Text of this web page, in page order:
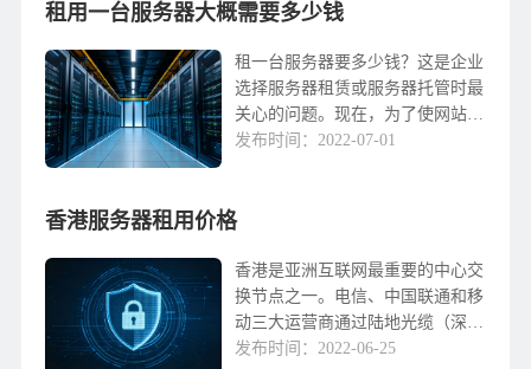
器线路、服务器室、服务提供商的
的硬件成本服务器硬件配置是影响
租赁价格的最重要因素。硬件配
置...
租用一台服务器大概需要多少钱
租一台服务器要多少钱？这是企业
选择服务器租赁或服务器托管时最
关心的问题。现在，为了使网站更
安全，企业不受其他网站的影响，
赁的价格。什么是服务器租赁？所
独购买独立的服务器，只需要根据
自己的业务需要，要求服务器租...
发布时间：2022-07-01
香港服务器租用价格
香港是亚洲互联网最重要的中心交
换节点之一。电信、中国联通和移
动三大运营商通过陆地光缆（深
圳）与海底光缆直接连接到主要的
发布时间：2022-06-25